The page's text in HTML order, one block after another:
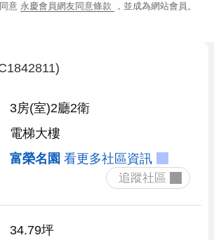
意 永慶會員網友同意條款 ，並成為網站會員。
3房(室)2廳2衛
電梯大樓
富榮名園 看更多社區資訊
34.79坪